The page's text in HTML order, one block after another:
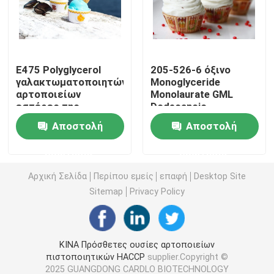
E471 γαλακτωματοποιητής τροφίμων
Γαλακτωματοποιητής ποιότητας τροφίμων
Φυσικοί γαλακτωματοποιητές τροφίμων
Μονο και diglycerides
Monostearate γλυκερίνης
Γαλακτωματοποιητής βελτιωτών κέικ
E475 Polyglycerol
γαλακτωματοποιητών
αρτοποιείων
εστέρες της
κιτρινωπής σκόνης
λιπαρών οξέων PGE
Αποστολή
205-526-6 όξινο
Monoglyceride
Monolaurate GML
Dodecanoic
γλυκερίνης
γαλακτωματοποιητών
Bakey
Αποστολή
Αρχική Σελίδα Περίπου εμείς επαφή
Desktop Site
Sitemap
Privacy Policy
ΚΙΝΑ Πρόσθετες ουσίες αρτοποιείων
πιστοποιητικών HACCP supplier.Copyright ©
2025 GUANGDONG CARDLO BIOTECHNOLOGY